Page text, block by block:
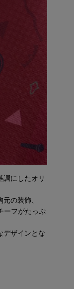
調にしたオリ
の装飾、
ーフがたっぷ
デザインとな